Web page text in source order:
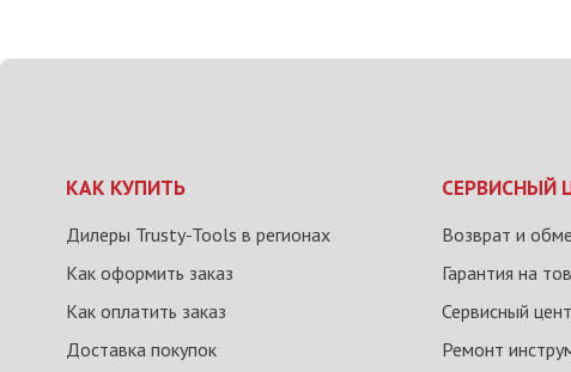
КАК КУПИТЬ
Дилеры Trusty-Tools в регионах
Как оформить заказ
Как оплатить заказ
Доставка покупок
СЕРВИСНЫЙ
Возврат и
Гарантия на
Сервисный
Ремонт